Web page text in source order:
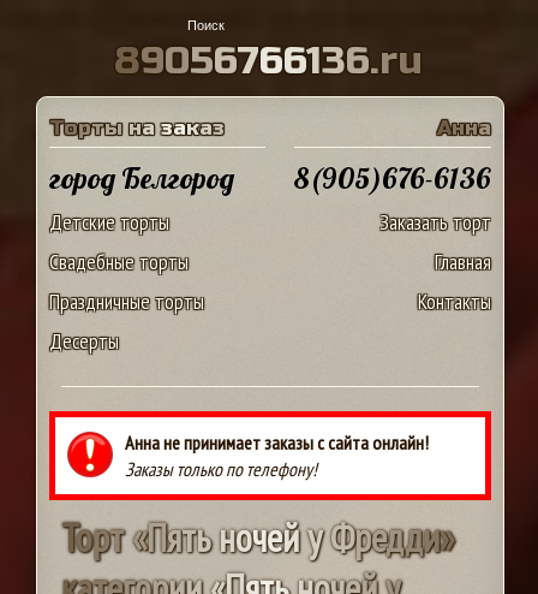
89056766136.ru
Торты на заказ
город Белгород
Детские торты
Свадебные торты
Праздничные торты
Десерты
Анна
8(905)676-6136
Заказать торт
Главная
Контакты
Анна не принимает заказы с сайта онлайн!
Заказы только по телефону!
Торт«ПятьночейуФредди»